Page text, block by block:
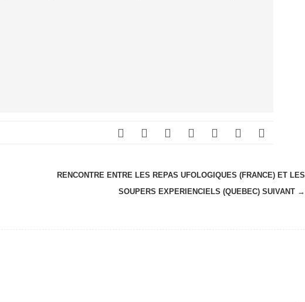
RENCONTRE ENTRE LES REPAS UFOLOGIQUES (FRANCE) ET LES
SOUPERS EXPERIENCIELS (QUEBEC) SUIVANT →